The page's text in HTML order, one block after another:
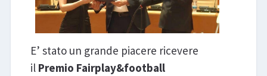
E’ stato un grande piacere ricevere
ilPremio Fairplay&football